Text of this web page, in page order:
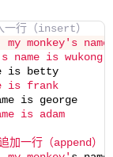
一行（insert）
monkey's
name is wukong
is betty
is frank
is george
is adam
加一行（append）